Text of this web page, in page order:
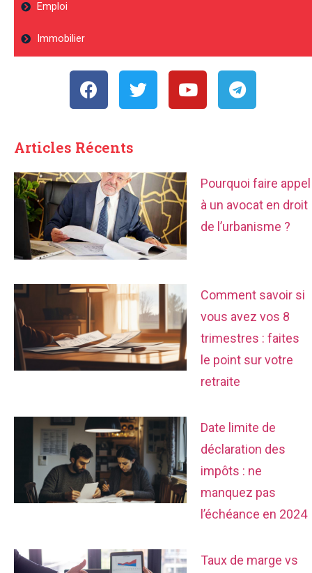
Emploi
Immobilier
Articles Récents
Pourquoi faire appel
à un avocat en droit
de l’urbanisme ?
Comment savoir si
vous avez vos 8
trimestres : faites
le point sur votre
retraite
Date limite de
déclaration des
impôts : ne
manquez pas
l’échéance en 2024
Taux de marge vs